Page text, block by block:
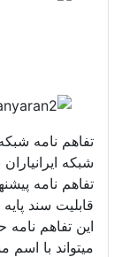
تفاهم نامه شبکه
شبکه
تفاهم نامه
قابلیت سند
این تفاهم
میتواند با اسم